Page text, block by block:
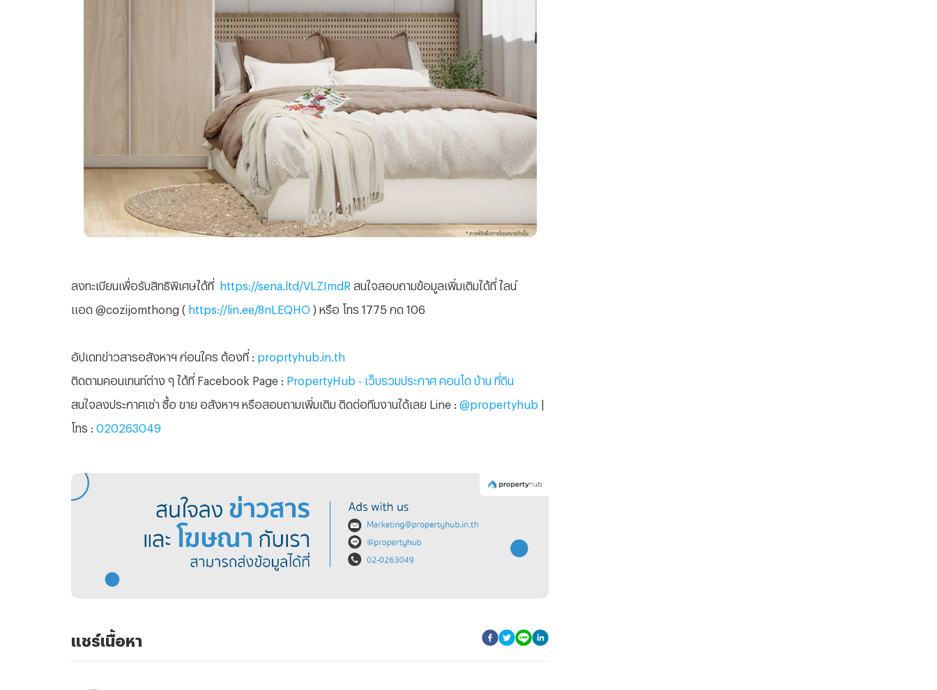
ลงทะเบียนเพื่อรับสิทธิพิเศษได้ที่ https://sena.ltd/VLZImdR สนใจสอบถามข้อมูลเพิ่มเติมได้ที่ ไลน์
แอด @cozijomthong ( https://lin.ee/8nLEQHO ) หรือ โทร 1775 กด 106
อัปเดทข่าวสารอสังหาฯ ก่อนใคร ต้องที่ : proprtyhub.in.th
ติดตามคอนเทนท์ต่าง ๆ ได้ที่ Facebook Page : PropertyHub - เว็บรวมประกาศ คอนโด บ้าน ที่ดิน
สนใจลงประกาศเช่า ซื้อ ขาย อสังหาฯ หรือสอบถามเพิ่มเติม ติดต่อทีมงานได้เลย Line : @propertyhub |
โทร : 020263049
แชร์เนื้อหา